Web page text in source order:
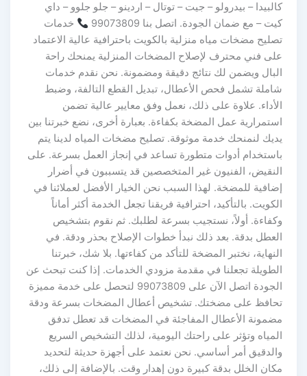
كالبيدا – بيدرولو – جيت – توتال – اردينو – جلو جلوو – داي
كيت – مع ضمان الجودة. اتصل بنا 99073809
خدمات
تصليح مضخات مياه منزلية بالكويت باحترافية عالية الاعتماد
على فني محترف لإصلاح المضخات المنزلية يمنحك راحة
البال ويضمن لك نتائج دقيقة ومضمونة. نحن نقدم خدمات
شاملة تشمل فحص الأعطال، تبديل القطع التالفة، وضبط
الأداء. علاوة على ذلك، نعمل وفق معايير عالية تضمن
استمرارية عمل المضخة بكفاءة. بعبارة أخرى، نضع خبرتنا بين
يديك لنمنحك خدمة موثوقة. تصليح مضخات المياه لدينا يتم
باستخدام أدوات متطورة تساعد في إنجاز العمل بسرعة. على
النقيض، الفنيون غير المتخصصين قد يتسببون في أضرار
إضافية للمضخة. لهذا السبب نحن الخيار الأفضل لعملائنا في
الكويت. بالتأكيد، احترافية فريقنا تجعل الخدمة أكثر أماناً
وكفاءة. أولاً، نستجيب بسرعة لطلبك. ثم نقوم بتشخيص
العطل بدقة. بعد ذلك نبدأ خطوات الإصلاح بحذر ودقة. في
النهاية، نختبر المضخة للتأكد من كفاءتها. بلا شك، خبرتنا
الطويلة تجعلنا في مقدمة مزودي الخدمات. إذا كنت تبحث عن
الجودة اتصل الآن على 99073809 لتحصل على خدمة مميزة
تحافظ على مضختك. تشخيص أعطال المضخات بسرعة ودقة
مضمونة الأعطال المفاجئة في المضخات قد تعطل تدفق
المياه وتؤثر على راحتك اليومية، لذلك التشخيص السريع
والدقيق أمر أساسي. نحن نعتمد على أجهزة حديثة لتحديد
مكان الخلل بدقة كبيرة دون إهدار وقت. بالإضافة إلى ذلك،